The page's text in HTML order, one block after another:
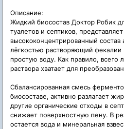
Описание:
Жидкий биосостав Доктор Робик
туалетов и септиков,
высококонцентрированный
лёгкостью растворяющий фекалии
простую воду. Как правило, всего
раствора хватает для
Сбалансированная смесь
биосоставе, активно разлагает
другие органические отходы в
снижает поверхностную пену. В
остается вода и минеральная